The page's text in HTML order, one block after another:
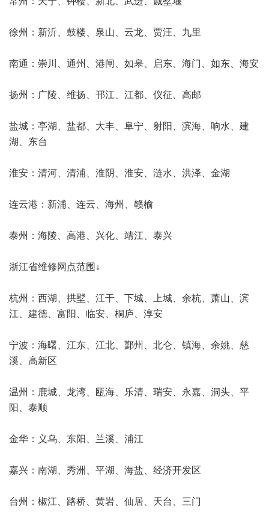
徐州：新沂、鼓楼、泉山、云龙、贾汪、九里
南通：崇川、通州、港闸、如皋、启东、海门、如东、海安
扬州：广陵、维扬、邗江、江都、仪征、高邮
盐城：亭湖、盐都、大丰、阜宁、射阳、滨海、响水、建
湖、东台
淮安：清河、清浦、淮阴、淮安、涟水、洪泽、金湖
连云港：新浦、连云、海州、赣榆
泰州：海陵、高港、兴化、靖江、泰兴
浙江省维修网点范围↓
杭州：西湖、拱墅、江干、下城、上城、余杭、萧山、滨
江、建德、富阳、临安、桐庐、淳安
宁波：海曙、江东、江北、鄞州、北仑、镇海、余姚、慈
溪、高新区
温州：鹿城、龙湾、瓯海、乐清、瑞安、永嘉、洞头、平
阳、泰顺
金华：义乌、东阳、兰溪、浦江
嘉兴：南湖、秀洲、平湖、海盐、经济开发区
台州：椒江、路桥、黄岩、仙居、天台、三门